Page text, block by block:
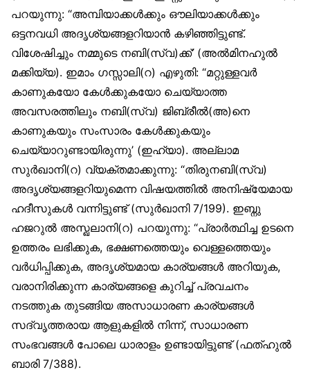
പറയുന്നു: “അമ്പിയാക്കള്‍ക്കും ഔലിയാക്കള്‍ക്കും
ഒട്ടനവധി അദൃശ്യങ്ങളറിയാന്‍ കഴിഞ്ഞിട്ടുണ്ട്.
വിശേഷിച്ചും നമ്മുടെ നബി(സ്വ)ക്ക്’ (അല്‍മിനഹുല്‍
മക്കിയ്യ). ഇമാം ഗസ്സാലി(റ) എഴുതി: “മറ്റുള്ളവര്‍
കാണുകയോ കേള്‍ക്കുകയോ ചെയ്യാത്ത
അവസരത്തിലും നബി(സ്വ) ജിബ്രീല്‍(അ)നെ
കാണുകയും സംസാരം കേള്‍ക്കുകയും
ചെയ്യാറുണ്ടായിരുന്നു’ (ഇഹ്യാ). അല്ലാമ
സുര്‍ഖാനി(റ) വ്യക്തമാക്കുന്നു: “തിരുനബി(സ്വ)
അദൃശ്യങ്ങളറിയുമെന്ന വിഷയത്തില്‍ അനിഷ്യേമായ
ഹദീസുകള്‍ വന്നിട്ടുണ്ട് (സുര്‍ഖാനി 7/199). ഇബ്നു
ഹജറുല്‍ അസ്ഖലാനി(റ) പറയുന്നു: “പ്രാര്‍ത്ഥിച്ച ഉടനെ
ഉത്തരം ലഭിക്കുക, ഭക്ഷണത്തെയും വെള്ളത്തെയും
വര്‍ധിപ്പിക്കുക, അദൃശ്യമായ കാര്യങ്ങള്‍ അറിയുക,
വരാനിരിക്കുന്ന കാര്യങ്ങളെ കുറിച്ച് പ്രവചനം
നടത്തുക തുടങ്ങിയ അസാധാരണ കാര്യങ്ങള്‍
സദ്വൃത്തരായ ആളുകളില്‍ നിന്ന്, സാധാരണ
സംഭവങ്ങള്‍ പോലെ ധാരാളം ഉണ്ടായിട്ടുണ്ട് (ഫത്ഹുല്‍
ബാരി 7/388).